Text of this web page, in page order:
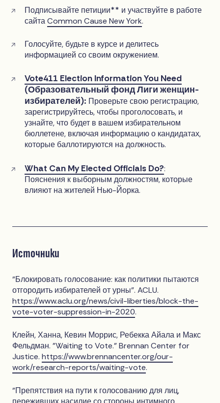
Подписывайте петиции** и участвуйте в работе
сайтаCommon Cause New York.
Голосуйте, будьте в курсе и делитесь
информацией со своим окружением.
Vote411 Election Information You Need
(Образовательный фонд Лиги женщин-
избирателей): Проверьте свою регистрацию,
зарегистрируйтесь, чтобы проголосовать, и
узнайте, что будет в вашем избирательном
бюллетене, включая информацию о кандидатах,
которые баллотируются на должность.
What Can My Elected Officials Do?:
Пояснения к выборным должностям, которые
влияют на жителей Нью-Йорка.
Источники
"Блокировать голосование: как политики пытаются
отгородить избирателей от урны". ACLU.
https://www.aclu.org/news/civil-liberties/block-the-
vote-voter-suppression-in-2020.
Клейн, Ханна, Кевин Моррис, Ребекка Айала и Макс
Фельдман. "Waiting to Vote." Brennan Center for
Justice.https://www.brennancenter.org/our-
work/research-reports/waiting-vote.
"Препятствия на пути к голосованию для лиц,